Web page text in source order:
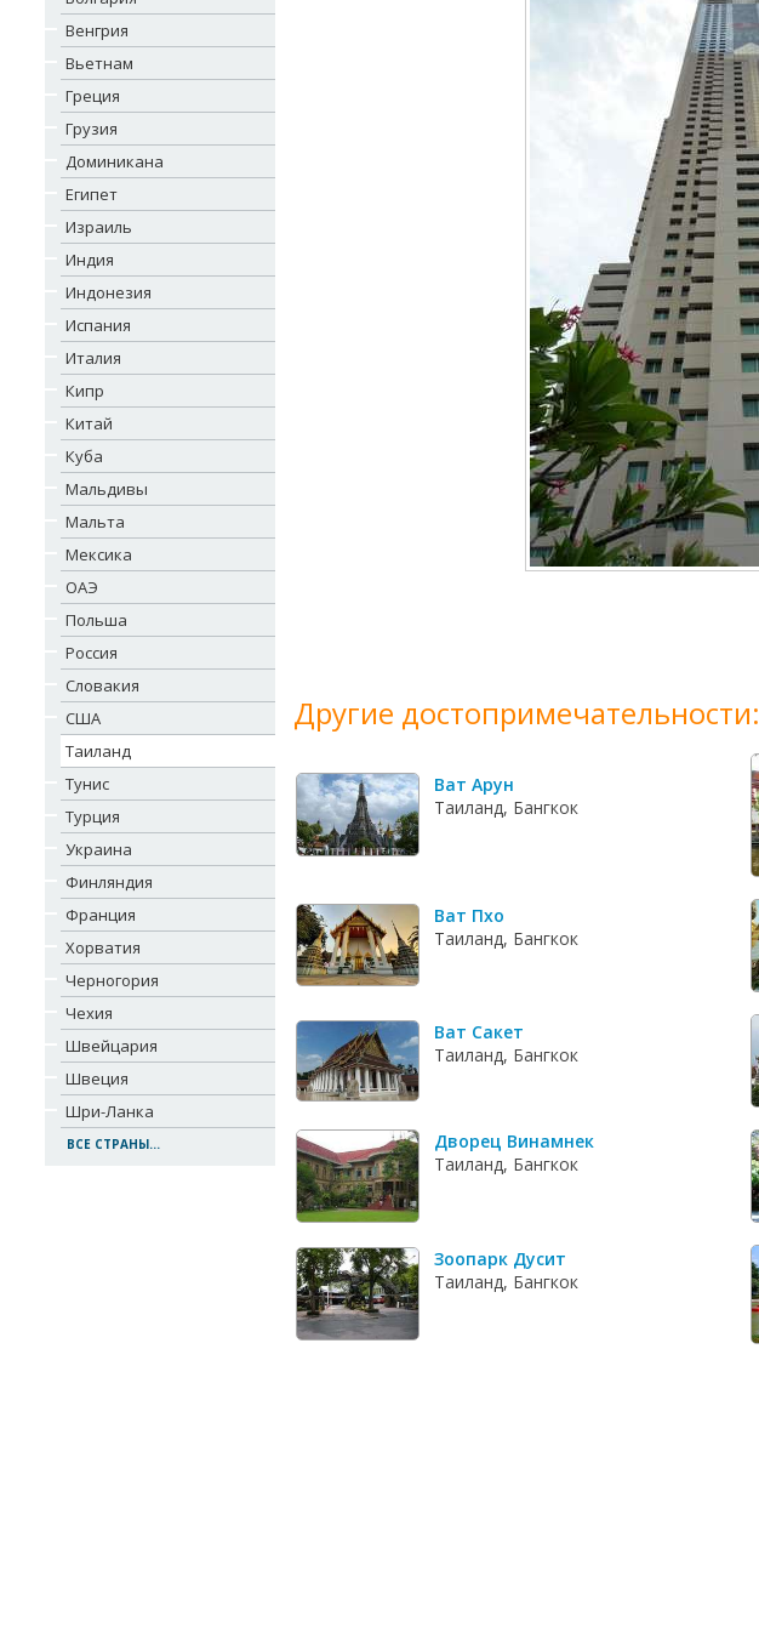
Венгрия
Вьетнам
Греция
Грузия
Доминикана
Египет
Израиль
Индия
Индонезия
Испания
Италия
Кипр
Китай
Куба
Мальдивы
Мальта
Мексика
ОАЭ
Польша
Россия
Словакия
США
Таиланд
Тунис
Турция
Украина
Финляндия
Франция
Хорватия
Черногория
Чехия
Швейцария
Швеция
Шри-Ланка
ВСЕ СТРАНЫ...
Другие достопримечательности:
Ват Арун
Таиланд, Бангкок
Ват Пхо
Таиланд, Бангкок
Ват Сакет
Таиланд, Бангкок
Дворец Винамнек
Таиланд, Бангкок
Зоопарк Дусит
Таиланд, Бангкок